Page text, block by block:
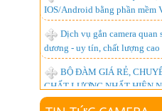
dương - uy tín, chất lượng cao
BỘ ĐÀM GIÁ RẺ,
CHẤT LƯỢNG NHẤT HIỆN
Lắp đặt camera giá bao
nhất ?
Hơn 1.000 khách hàng đã